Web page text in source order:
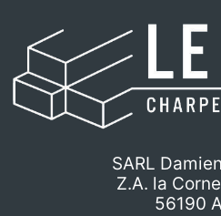
SARL
Z.A. la
56190